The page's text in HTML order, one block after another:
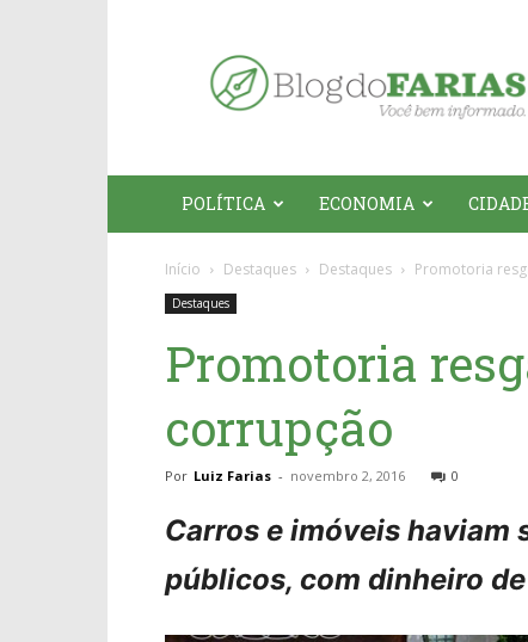
do
Farias
POLÍTICA ECONOMIA
Início Destaques Destaques Promotoria
Destaques
Promotoria
corrupção
Por Luiz Farias - novembro 2, 2016 0
Carros e imóveis haviam
públicos, com dinheiro